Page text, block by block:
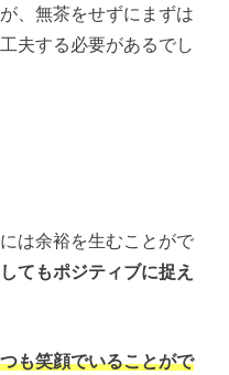
、無茶をせずにまずは
夫する必要があるでし
は余裕を生むことがで
てもポジティブに捉え
も笑顔でいることがで